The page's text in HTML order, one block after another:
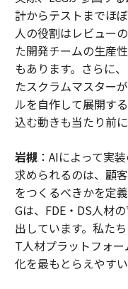
計からテストまでほ
人の役割はレビュー
た開発チームの生産
もあります。さらに
たスクラムマスター
ルを自作して展開す
込む動きも当たり前
岩槻：AIによって実
求められるのは、顧
をつくるべきかを定
Gは、FDE・DS人材
出しています。私た
T人材プラットフォ
化を最もとらえやす